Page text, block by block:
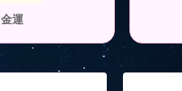
金運